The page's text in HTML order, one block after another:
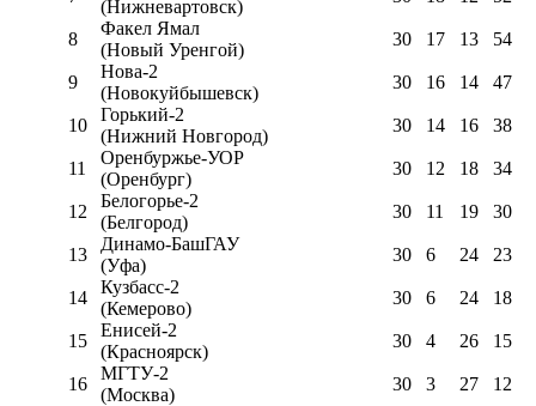
(Нижневартовск)
8
Факел Ямал
(Новый Уренгой)
30 17 13 54
9
Нова-2
(Новокуйбышевск)
30 16 14 47
10
Горький-2
(Нижний Новгород)
30 14 16 38
11
Оренбуржье-УОР
(Оренбург)
30 12 18 34
12
Белогорье-2
(Белгород)
30 11 19 30
13
Динамо-БашГАУ
(Уфа)
30 6 24 23
14
Кузбасс-2
(Кемерово)
30 6 24 18
15
Енисей-2
(Красноярск)
30 4 26 15
16
МГТУ-2
(Москва)
30 3 27 12